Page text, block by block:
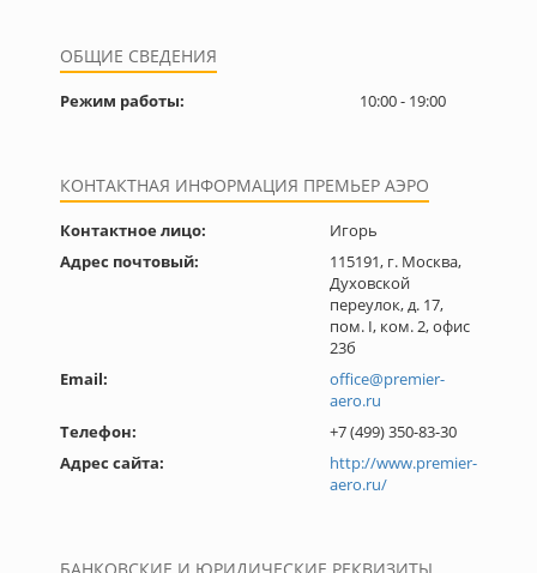
ОБЩИЕ СВЕДЕНИЯ
Режим работы: 10:00 - 19:00
КОНТАКТНАЯ ИНФОРМАЦИЯ ПРЕМЬЕР АЭРО
Контактное лицо:
Игорь
Адрес почтовый:
115191, г. Москва,
Духовской
переулок, д. 17,
пом. I, ком. 2, офис
23б
Email:
office@premier-
aero.ru
Телефон:
+7 (499) 350-83-30
Адрес сайта:
http://www.premier-
aero.ru/